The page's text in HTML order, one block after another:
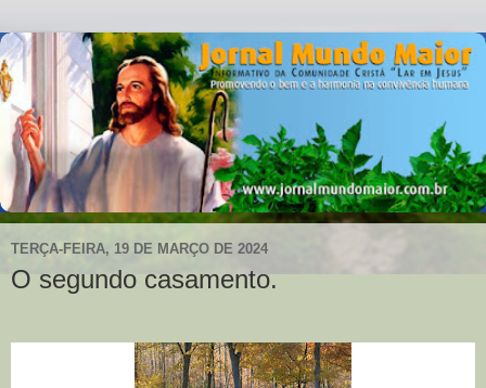
TERÇA-FEIRA, 19 DE MARÇO DE 2024
O segundo casamento.